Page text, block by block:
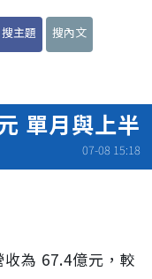
搜主題 搜內文
單月與上半
07-08 15:18
為 67.4億元，較